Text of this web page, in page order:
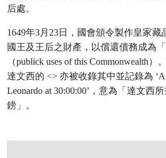
后處。
1649年3月23日，國會頒令製作皇家
國王及王后之財產，以償還債務成為
（publick uses of this Commonwealth）
達文西的 <> 亦被收錄其中並記錄為 ‘A
Leonardo at 30:00:00’，意為「達文西
鎊」。